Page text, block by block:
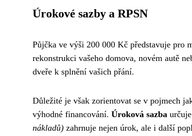
Úrokové sazby a RPSN
Půjčka ve výši 200 000 Kč představuje pro
rekonstrukci vašeho domova, novém autě
dveře k splnění vašich přání.
Důležité je však zorientovat se v pojmech
výhodné financování. Úroková sazba
nákladů) zahrnuje nejen úrok, ale i další